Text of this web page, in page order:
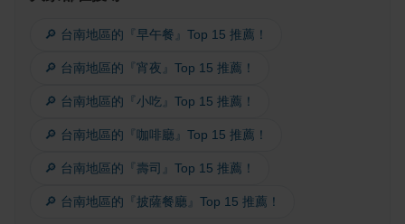
🔎 台南地區的『早午餐』Top 15 推薦！
🔎 台南地區的『宵夜』Top 15 推薦！
🔎 台南地區的『小吃』Top 15 推薦！
🔎 台南地區的『咖啡廳』Top 15 推薦！
🔎 台南地區的『壽司』Top 15 推薦！
🔎 台南地區的『披薩餐廳』Top 15 推薦！